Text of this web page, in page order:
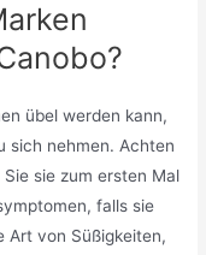
übel werden kann,
sich nehmen. Achten
sie zum ersten Mal
falls sie
Art von Süßigkeiten,